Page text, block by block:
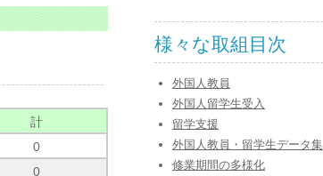
計
0
0
様々な取組目次
外国人教員
外国人留学生受入
留学支援
外国人教員・留学生データ集
修業期間の多様化